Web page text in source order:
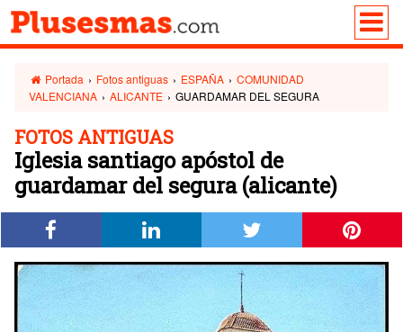
Portada › Fotos antiguas › ESPAÑA › COMUNIDAD
VALENCIANA › ALICANTE › GUARDAMAR DEL SEGURA
FOTOS ANTIGUAS
Iglesia santiago apóstol de
guardamar del segura (alicante)